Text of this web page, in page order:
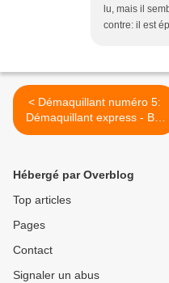
lu, mais il
contre: il est
< Démaquillant numéro 5:
Démaquillant express - Bio
par Marionnaud
Hébergé par Overblog
Top articles
Pages
Contact
Signaler un abus